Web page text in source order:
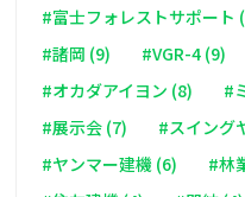
#富士フォレストサポート
#諸岡 (9)
#VGR-4 (9)
#オカダアイヨン (8)
#
#展示会 (7)
#スイング
#ヤンマー建機 (6)
#林